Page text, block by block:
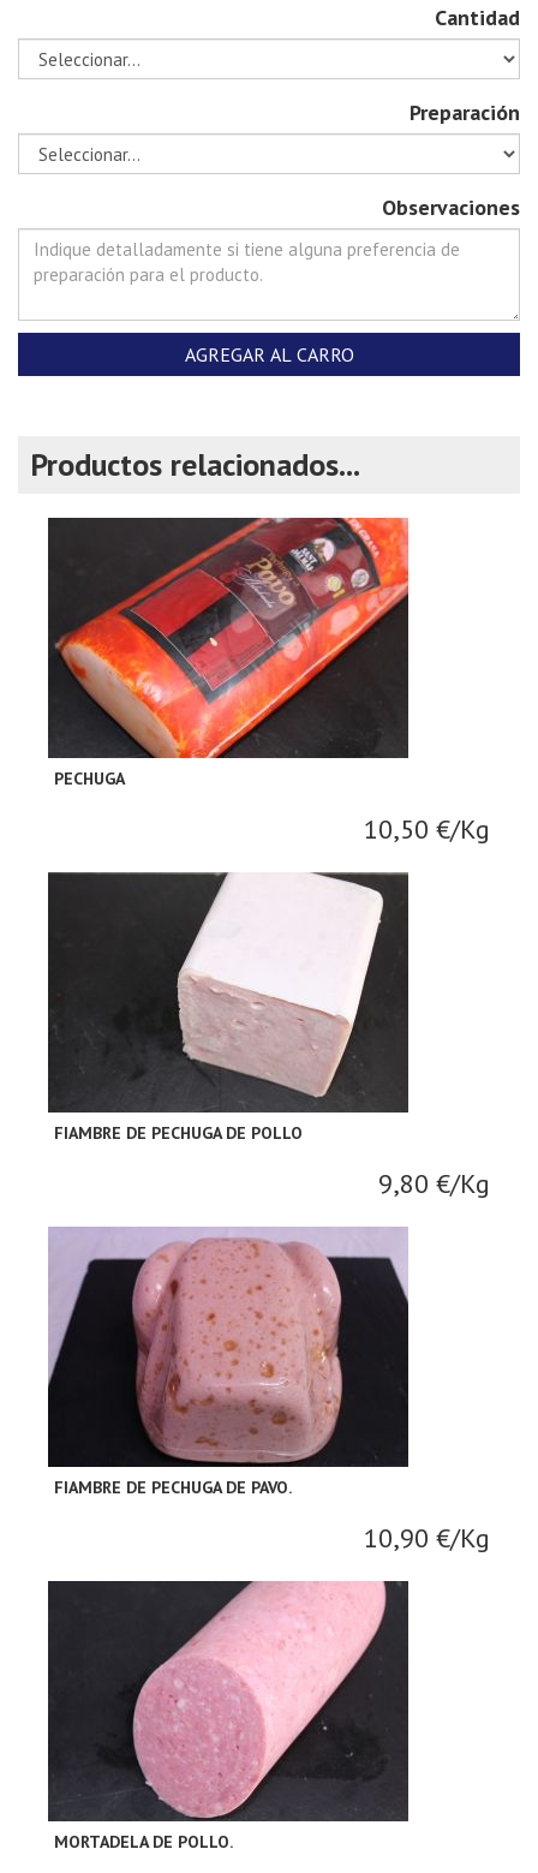
Cantidad
Preparación
Observaciones
AGREGAR AL CARRO
Productos relacionados...
PECHUGA
10,50 €/Kg
FIAMBRE DE PECHUGA DE POLLO
9,80 €/Kg
FIAMBRE DE PECHUGA DE PAVO.
10,90 €/Kg
MORTADELA DE POLLO.